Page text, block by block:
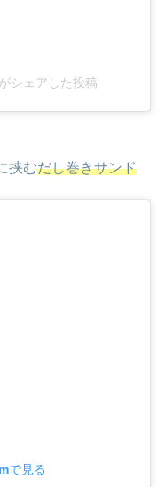
シェアした投稿
挟むだし巻きサンド
で見る